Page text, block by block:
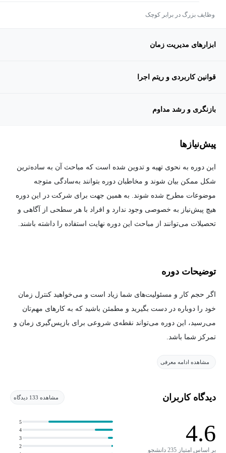
وظایف بزرگ در برابر کوچک
ابزارهای مدیریت زمان
قوانین کاربردی و ریتم اجرا
بازنگری و رشد مداوم
پیش‌نیاز‌ها
این دوره به نحوی تهیه و تدوین شده است که مباحث آن به ساده‌ترین
شکل ممکن بیان شوند و مخاطبان دوره بتوانند به‌سادگی متوجه
موضوعات مطرح شده شوند. به همین جهت برای شرکت در این دوره
هیچ پیش‌نیاز به خصوصی وجود ندارد و افراد با هر سطحی از آگاهی و
تحصیلات می‌توانند از مباحث این دوره نهایت استفاده را داشته باشند.
توضیحات دوره
اگر حجم کار و مسئولیت‌های شما زیاد است و می‌خواهید کنترل زمان
خود را دوباره در دست بگیرید و مطمئن باشید که به کارهای مهم‌تان
می‌رسید، این دوره می‌تواند نقطه‌ی شروعی برای بازپس‌گیری زمان و
تمرکز شما باشد.
زمان، یکی از ارزشمندترین دارایی‌های زندگی است؛ اما پرسش
مدیریت می‌کنید؟
فردی پرمشغله هستید و می‌خواهید از زمان خود (به‌ویژه زمان
مشاهده ادامه معرفی
دیدگاه کاربران مشاهده 133 دیدگاه
4.6
بر اساس امتیاز 235 دانشجو 2
3
4
5